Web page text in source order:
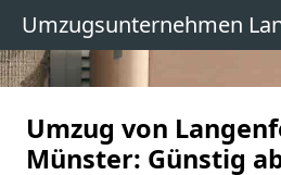
Umzugsunternehmen
Umzug von
Münster: Günstig